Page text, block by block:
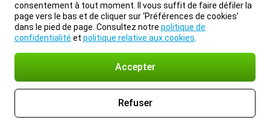
consentement à tout moment. Il vous suffit de faire défiler la
page vers le bas et de cliquer sur ‘Préférences de cookies’
dans le pied de page. Consultez notre politique de
confidentialité et politique relative aux cookies
Accepter
Refuser